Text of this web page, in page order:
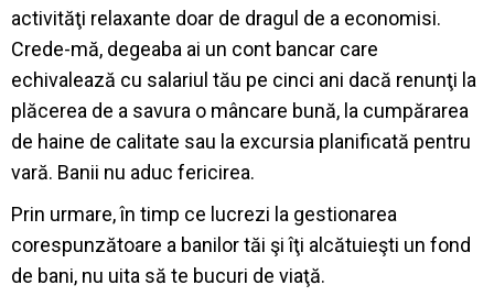
activităţi relaxante doar de dragul de a economisi.
Crede-mă, degeaba ai un cont bancar care
echivalează cu salariul tău pe cinci ani dacă renunţi la
plăcerea de a savura o mâncare bună, la cumpărarea
de haine de calitate sau la excursia planificată pentru
vară. Banii nu aduc fericirea.
Prin urmare, în timp ce lucrezi la gestionarea
corespunzătoare a banilor tăi şi îţi alcătuieşti un fond
de bani, nu uita să te bucuri de viaţă.